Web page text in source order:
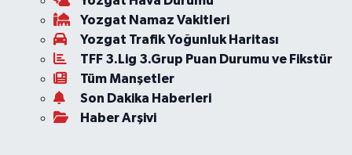
Yozgat Namaz Vakitleri
Yozgat Trafik Yoğunluk Haritası
TFF 3.Lig 3.Grup Puan Durumu ve Fikstür
Tüm Manşetler
Son Dakika Haberleri
Haber Arşivi